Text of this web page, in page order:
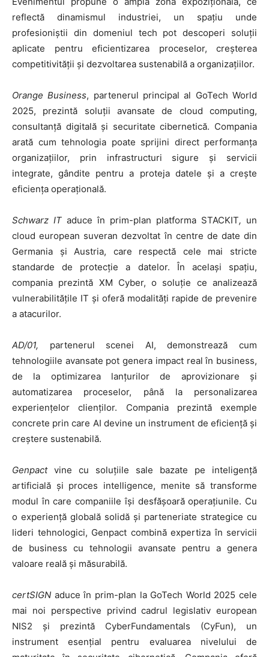
reflectă dinamismul industriei, un spațiu unde
profesioniștii din domeniul tech pot descoperi soluții
aplicate pentru eficientizarea proceselor, creșterea
competitivității și dezvoltarea sustenabilă a organizațiilor.
Orange Business, partenerul principal al GoTech World
2025, prezintă soluții avansate de cloud computing,
consultanță digitală și securitate cibernetică. Compania
arată cum tehnologia poate sprijini direct performanța
organizațiilor, prin infrastructuri sigure și servicii
integrate, gândite pentru a proteja datele și a crește
eficiența operațională.
Schwarz IT aduce în prim-plan platforma STACKIT, un
cloud european suveran dezvoltat în centre de date din
Germania și Austria, care respectă cele mai stricte
standarde de protecție a datelor. În același spațiu,
compania prezintă XM Cyber, o soluție ce analizează
vulnerabilitățile IT și oferă modalități rapide de prevenire
a atacurilor.
AD/01, partenerul scenei AI, demonstrează cum
tehnologiile avansate pot genera impact real în business,
de la optimizarea lanțurilor de aprovizionare și
automatizarea proceselor, până la personalizarea
experiențelor clienților. Compania prezintă exemple
concrete prin care AI devine un instrument de eficiență și
creștere sustenabilă.
Genpactvine cu soluțiile sale bazate pe inteligență
artificială și proces intelligence, menite să transforme
modul în care companiile își desfășoară operațiunile. Cu
o experiență globală solidă și parteneriate strategice cu
lideri tehnologici, Genpact combină expertiza în servicii
de business cu tehnologii avansate pentru a genera
valoare reală și măsurabilă.
certSIGN aduce în prim-plan la GoTech World 2025 cele
mai noi perspective privind cadrul legislativ european
NIS2 și prezintă CyberFundamentals (CyFun), un
instrument esențial pentru evaluarea nivelului de